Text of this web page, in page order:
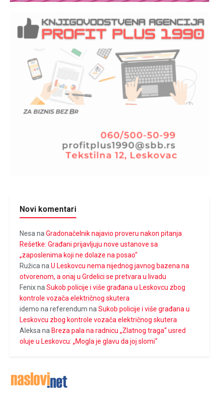
Novi komentari
Nesa na Gradonačelnik najavio proveru nakon pitanja
Rešetke: Građani prijavljuju nove ustanove sa
„zaposlenima koji ne dolaze na posao“
Ružica na U Leskovcu nema nijednog javnog bazena na
otvorenom, a onaj u Grdelici se pretvara u livadu
Fenixna Sukob policije i više građana u Leskovcu zbog
kontrole vozača električnog skutera
idemo na referendum na Sukob policije i više građana u
Leskovcu zbog kontrole vozača električnog skutera
Aleksa na Breza pala na radnicu „Zlatnog traga“ usred
oluje u Leskovcu: „Mogla je glavu da joj slomi“